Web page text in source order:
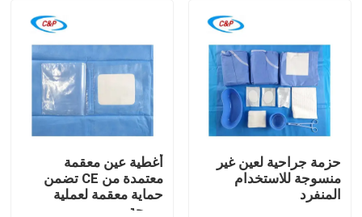
فيديوهات
برنامج VR
حولنا
حزمة جراحية لعين غير
منسوجة للاستخدام
المنفرد
أغطية عين معقمة
معتمدة من CE تضمن
حماية معقمة لعملية
مريحة